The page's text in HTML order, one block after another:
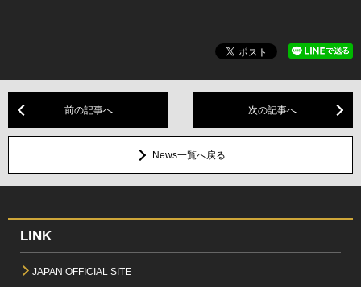
前の記事へ 次の記事へ
News一覧へ戻る
LINK
JAPAN OFFICIAL SITE